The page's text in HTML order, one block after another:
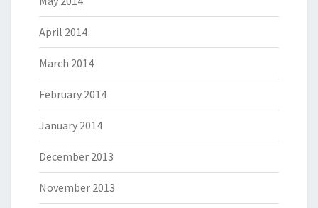
April 2014
March 2014
February 2014
January 2014
December 2013
November 2013